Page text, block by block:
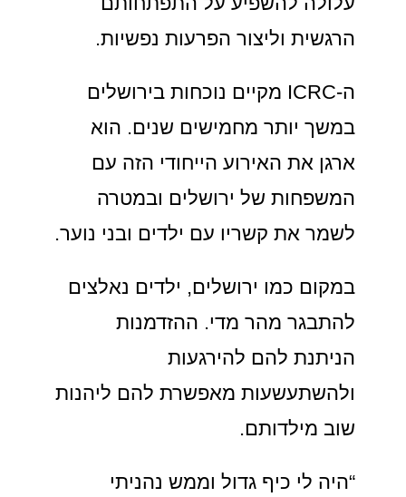
הרגשית וליצור הפרעות נפשיות.
ה-ICRC מקיים נוכחות בירושלים
במשך יותר מחמישים שנים. הוא
ארגן את האירוע הייחודי הזה עם
המשפחות של ירושלים ובמטרה
לשמר את קשריו עם ילדים ובני נוער.
במקום כמו ירושלים, ילדים נאלצים
להתבגר מהר מדי. ההזדמנות
הניתנת להם להירגעות
ולהשתעשעות מאפשרת להם ליהנות
שוב מילדותם.
“היה לי כיף גדול וממש נהניתי